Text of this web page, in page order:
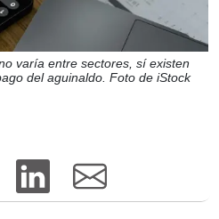
varía entre sectores, sí existen
del aguinaldo. Foto de iStock